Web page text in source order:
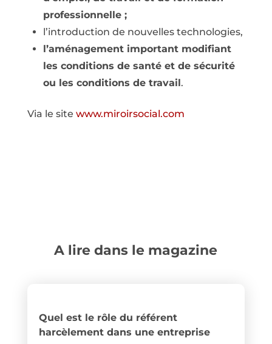
professionnelle ;
l’introduction de nouvelles technologies,
l’aménagement important modifiant
les conditions de santé et de sécurité
ou les conditions de travail .
Via le site www.miroirsocial.com
A lire dans le magazine
Quel est le rôle du référent
harcèlement dans une entreprise